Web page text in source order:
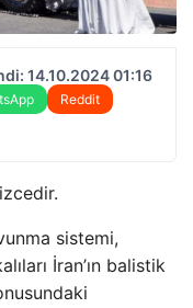
14.10.2024 01:16
Reddit
sistemi,
İran’ın balistik